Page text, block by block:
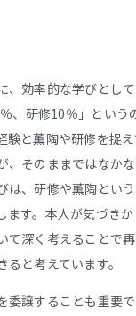
、効率的な学びとし
、研修10％」という
験と薫陶や研修を捉
、そのままではなか
は、研修や薫陶とい
ます。本人が気づき
て深く考えることで
と考えています。
委譲することも重要